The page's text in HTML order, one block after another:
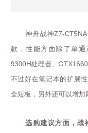
神舟战神Z7-CT5NA
款，性能方面除了单通
9300H处理器、
不过好在笔记本的扩展
全短板，另外还可以增加
选购建议方面，战